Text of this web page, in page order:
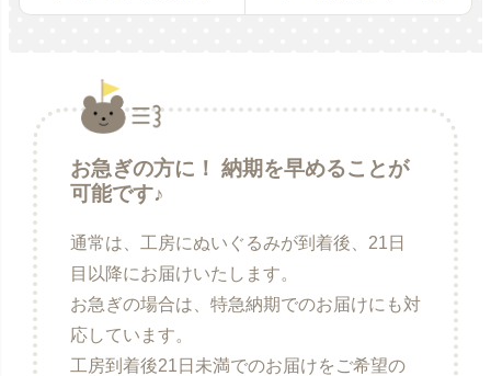
お急ぎの方に！ 納期を早めることが
可能です♪
通常は、工房にぬいぐるみが到着後、21日
目以降にお届けいたします。
お急ぎの場合は、特急納期でのお届けにも対
応しています。
工房到着後21日未満でのお届けをご希望の